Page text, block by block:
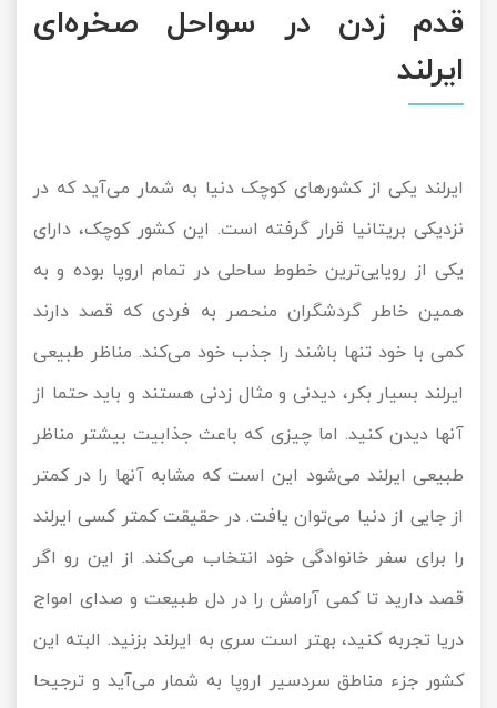
قدم زدن در سواحل صخره‌ای
ایرلند
ایرلند یکی از کشورهای کوچک دنیا به شمار می‌آید که در
نزدیکی بریتانیا قرار گرفته است. این کشور کوچک، دارای
یکی از رویایی‌ترین خطوط ساحلی در تمام اروپا بوده و به
همین خاطر گردشگران منحصر به فردی که قصد دارند
کمی با خود تنها باشند را جذب خود می‌کند. مناظر طبیعی
ایرلند بسیار بکر، دیدنی و مثال زدنی هستند و باید حتما از
آنها دیدن کنید. اما چیزی که باعث جذابیت بیشتر مناظر
طبیعی ایرلند می‌شود این است که مشابه آنها را در کمتر
از جایی از دنیا می‌توان یافت. در حقیقت کمتر کسی ایرلند
را برای سفر خانوادگی خود انتخاب می‌کند. از این رو اگر
قصد دارید تا کمی آرامش را در دل طبیعت و صدای امواج
دریا تجربه کنید، بهتر است سری به ایرلند بزنید. البته این
کشور جزء مناطق سردسیر اروپا به شمار می‌آید و ترجیحا